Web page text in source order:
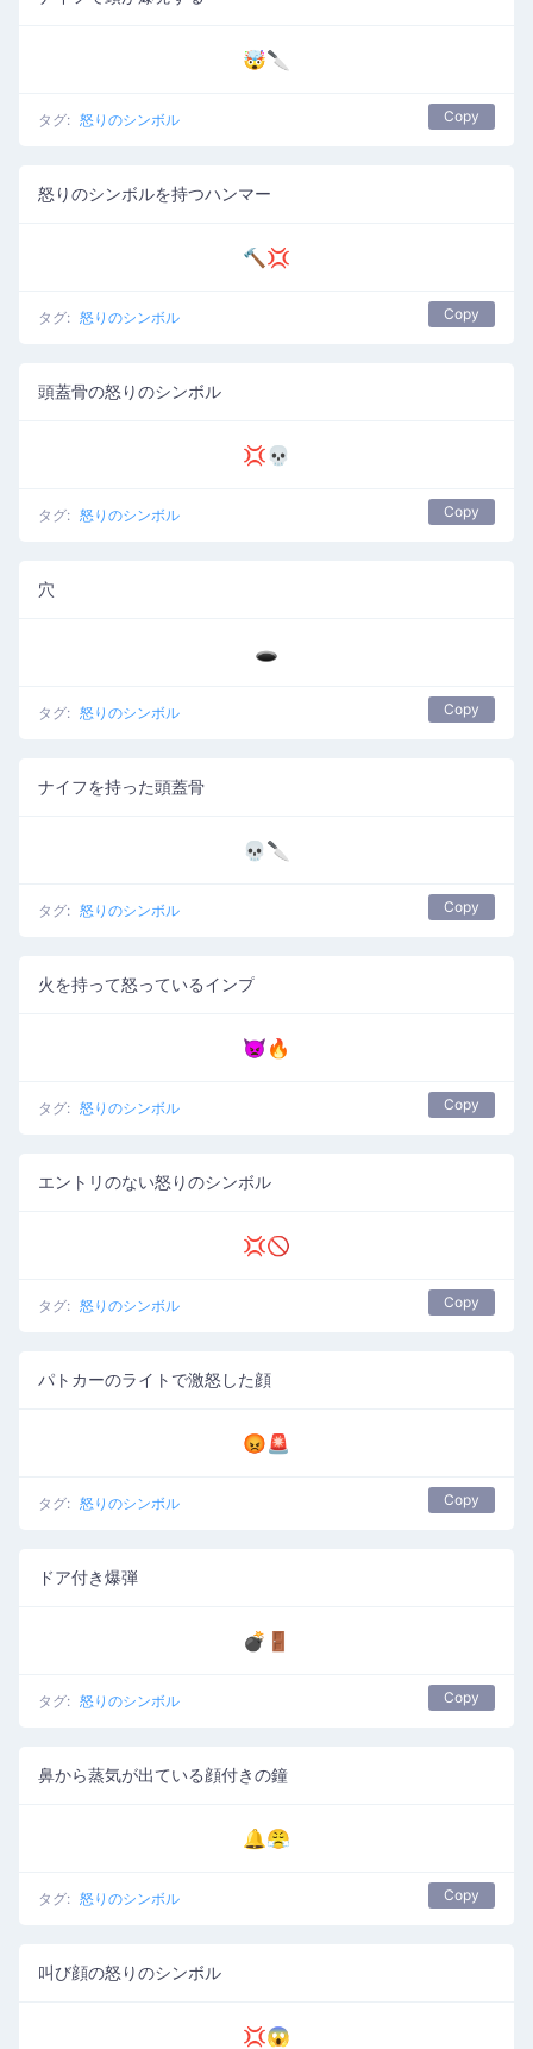
🤯🔪
タグ: 怒りのシンボル Copy
怒りのシンボルを持つハンマー
🔨💢
タグ: 怒りのシンボル Copy
頭蓋骨の怒りのシンボル
💢💀
タグ: 怒りのシンボル Copy
穴
🕳️
タグ: 怒りのシンボル Copy
ナイフを持った頭蓋骨
💀🔪
タグ: 怒りのシンボル Copy
火を持って怒っているインプ
👿🔥
タグ: 怒りのシンボル Copy
エントリのない怒りのシンボル
💢🚫
タグ: 怒りのシンボル Copy
パトカーのライトで激怒した顔
😡🚨
タグ: 怒りのシンボル Copy
ドア付き爆弾
💣🚪
タグ: 怒りのシンボル Copy
鼻から蒸気が出ている顔付きの鐘
🔔😤
タグ: 怒りのシンボル Copy
叫び顔の怒りのシンボル
💢😱